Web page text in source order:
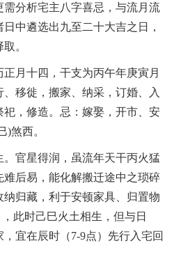
分析宅主八字喜忌，与流月流
中遴选出九至二十大吉之日，
。
月十四，干支为丙午年庚寅月
移徙，搬家、纳采，订婚、入
，修造。忌：嫁娶，开市、安
)煞西。
官星得润，虽流年天干丙火猛
后易，能化解搬迁途中之琐碎
归藏，利于安顿家具、归置物
此时己巳火土相生，但与日
宜在辰时（7-9点）先行入宅回